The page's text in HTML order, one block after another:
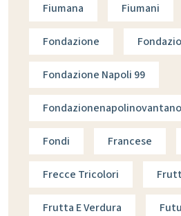
Fiumana Fiumani
Fondazione
Fondazione Napoli 99
Fondi Francese
Frecce Tricolori
Frutta E Verdura